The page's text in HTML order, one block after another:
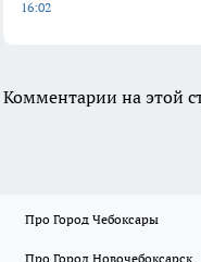
16:02
Комментарии на этой
Про Город Чебоксары
Про Город Новочебоксарск